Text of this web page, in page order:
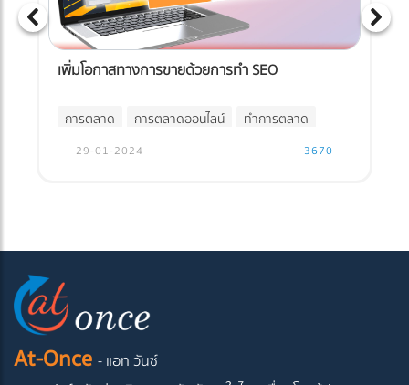
เพิ่มโอกาสทางการขายด้วยการทำ SEO
การตลาด การตลาดออนไลน์ ทำการตลาด
29-01-2024 3670
At-Once - แอท วันซ์